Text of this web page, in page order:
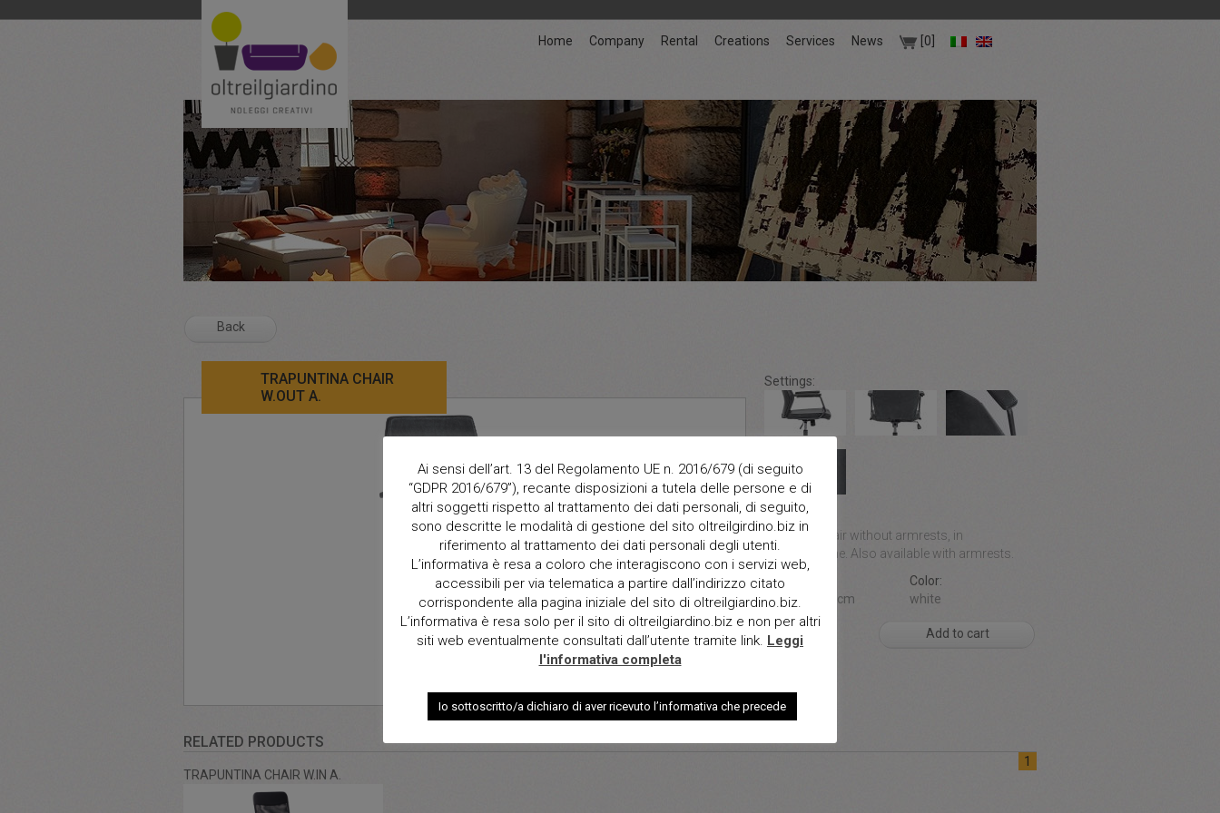
Home Company Rental Creations Services News [0]
Back
TRAPUNTINA CHAIR
W.OUT A.
Settings:
Description:
trauntina chair without armrests, in
polypropylene. Also available with armrests.
Dimensions:
57,5X55X99 cm
Color:
white
Qt. Add to cart
RELATED PRODUCTS
1
TRAPUNTINA CHAIR W.IN A.
Ai sensi dell’art. 13 del Regolamento UE n. 2016/679 (di seguito
“GDPR 2016/679”), recante disposizioni a tutela delle persone e di
altri soggetti rispetto al trattamento dei dati personali, di seguito,
sono descritte le modalità di gestione del sito oltreilgirdino.biz in
riferimento al trattamento dei dati personali degli utenti.
L’informativa è resa a coloro che interagiscono con i servizi web,
accessibili per via telematica a partire dall’indirizzo citato
corrispondente alla pagina iniziale del sito di oltreilgiardino.biz.
L’informativa è resa solo per il sito di oltreilgiardino.biz e non per altri
siti web eventualmente consultati dall’utente tramite link. Leggi
l'informativa completa
Io sottoscritto/a dichiaro di aver ricevuto l’informativa che precede